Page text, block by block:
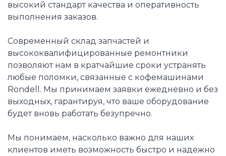
высокий стандарт качества и оперативность
выполнения заказов.
Современный склад запчастей и
высококвалифицированные ремонтники
позволяют нам в кратчайшие сроки устранять
любые поломки, связанные с кофемашинами
Rondell. Мы принимаем заявки ежедневно и без
выходных, гарантируя, что ваше оборудование
будет вновь работать безупречно.
Мы понимаем, насколько важно для наших
клиентов иметь возможность быстро и надежно